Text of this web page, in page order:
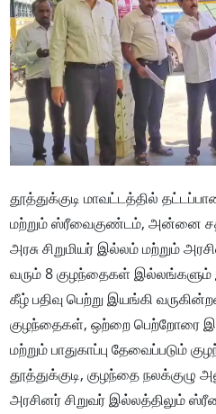
தூத்துக்குடி மாவட்டத்தில்
மற்றும் ஸ்ரீவைகுண்டம், அன்னை
அரசு சிறுமியர் இல்லம் மற்றும்
வரும் 8 குழந்தைகள்
கீழ் பதிவு பெற்று இயங்கி
குழந்தைகள், ஒற்றை பெற்றோரை
மற்றும் பாதுகாப்பு தேவைப்படும்
தூத்துக்குடி, குழந்தை நலக்குழு
அரசினர் சிறுவர் இல்லத்திலும்